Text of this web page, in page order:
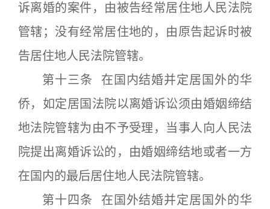
诉离婚的案件，由被告经常居住地人民法院
管辖；没有经常居住地的，由原告起诉时被
告居住地人民法院管辖。
第十三条 在国内结婚并定居国外的华
侨，如定居国法院以离婚诉讼须由婚姻缔结
地法院管辖为由不予受理，当事人向人民法
院提出离婚诉讼的，由婚姻缔结地或者一方
在国内的最后居住地人民法院管辖。
第十四条 在国外结婚并定居国外的华